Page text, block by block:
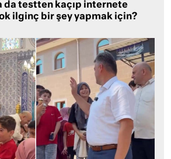
da testten kaçıp internete
ilginç bir şey yapmak için?